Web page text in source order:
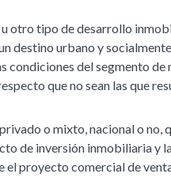
otro tipo de desarrollo
destino urbano y
condiciones del segmento de
que no sean las que
o mixto, nacional o no,
de inversión inmobiliaria y
el proyecto comercial de